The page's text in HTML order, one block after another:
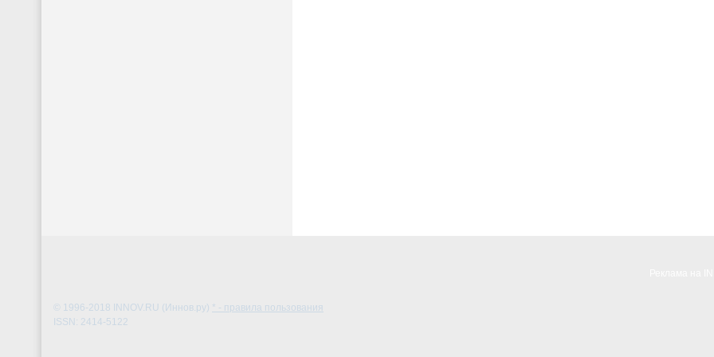
© 1996-2018 INNOV.RU (Иннов.ру) * - правила пользования
ISSN: 2414-5122